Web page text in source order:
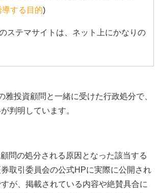
導する目的)
ステマサイトは、ネット上にかなりの
雅投資顧問と一緒に受けた行政処分で、
判明しています。
問の処分される原因となった該当する
取引委員会の公式HPに実際に公開され
が、掲載されている内容や絶賛具合に